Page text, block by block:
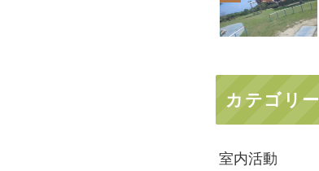
カテゴリー
室内活動